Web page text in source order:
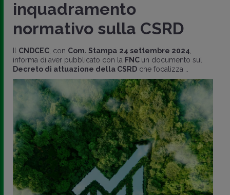
inquadramento
normativo sulla CSRD
CNDCEC , con Com. Stampa 24 settembre 2024
informa di aver pubblicato con la FNC un documento sul
Decreto di attuazione della CSRD che focalizza ..